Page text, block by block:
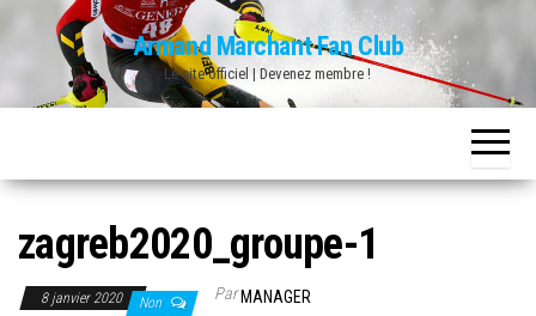
content
Armand Marchant Fan Club
Le site officiel | Devenez membre !
zagreb2020_groupe-1
8 janvier 2020 Non ParMANAGER